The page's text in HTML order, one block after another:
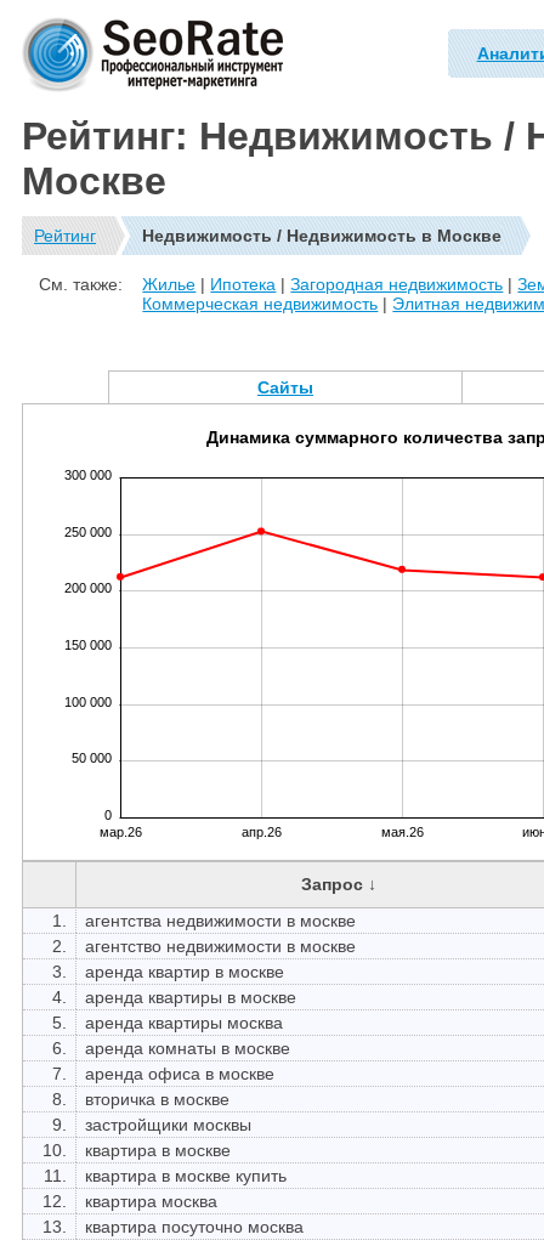
Рейтинг: Недвижимость /
Москве
Рейтинг Недвижимость / Недвижимость в Москве
См. также: Жилье | Ипотека |Загородная недвижимость |
Коммерческая недвижимость | Элитная
Сайты
0
50 000
100 000
150 000
200 000
250 000
300 000
мар.26 апр.26 мая.26
Динамика суммарного количества
Запрос ↓
1.
агентства недвижимости в москве
2.
агентство недвижимости в москве
3.
аренда квартир в москве
4.
аренда квартиры в москве
5.
аренда квартиры москва
6.
аренда комнаты в москве
7.
аренда офиса в москве
8.
вторичка в москве
9.
застройщики москвы
10.
квартира в москве
11.
квартира в москве купить
12.
квартира москва
13.
квартира посуточно москва